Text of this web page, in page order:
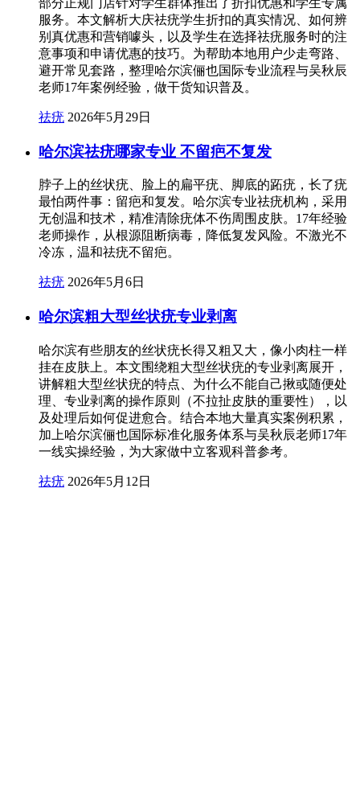
服务。本文解析大庆祛疣学生折扣的真实情况、如何辨
别真优惠和营销噱头，以及学生在选择祛疣服务时的注
意事项和申请优惠的技巧。为帮助本地用户少走弯路、
避开常见套路，整理哈尔滨俪也国际专业流程与吴秋辰
老师17年案例经验，做干货知识普及。
祛疣 2026年5月29日
哈尔滨祛疣哪家专业 不留疤不复发
脖子上的丝状疣、脸上的扁平疣、脚底的跖疣，长了疣
最怕两件事：留疤和复发。哈尔滨专业祛疣机构，采用
无创温和技术，精准清除疣体不伤周围皮肤。17年经验
老师操作，从根源阻断病毒，降低复发风险。不激光不
冷冻，温和祛疣不留疤。
祛疣 2026年5月6日
哈尔滨粗大型丝状疣专业剥离
哈尔滨有些朋友的丝状疣长得又粗又大，像小肉柱一样
挂在皮肤上。本文围绕粗大型丝状疣的专业剥离展开，
讲解粗大型丝状疣的特点、为什么不能自己揪或随便处
理、专业剥离的操作原则（不拉扯皮肤的重要性），以
及处理后如何促进愈合。结合本地大量真实案例积累，
加上哈尔滨俪也国际标准化服务体系与吴秋辰老师17年
一线实操经验，为大家做中立客观科普参考。
祛疣 2026年5月12日